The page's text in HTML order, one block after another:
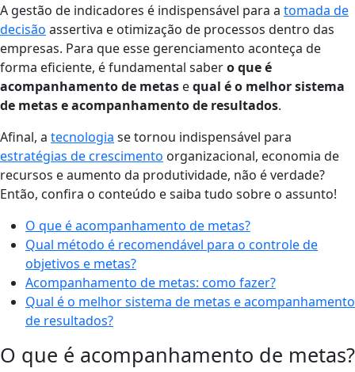
A gestão de indicadores é indispensável para a tomada de
decisão assertiva e otimização de processos dentro das
empresas. Para que esse gerenciamento aconteça de
forma eficiente, é fundamental sabero que é
acompanhamento de metas equal é o melhor sistema
de metas e acompanhamento de resultados.
Afinal, a tecnologia se tornou indispensável para
estratégias de crescimento organizacional, economia de
recursos e aumento da produtividade, não é verdade?
Então, confira o conteúdo e saiba tudo sobre o assunto!
O que é acompanhamento de metas?
Qual método é recomendável para o controle de
objetivos e metas?
Acompanhamento de metas: como fazer?
Qual é o melhor sistema de metas e acompanhamento
de resultados?
O que é acompanhamento de metas?